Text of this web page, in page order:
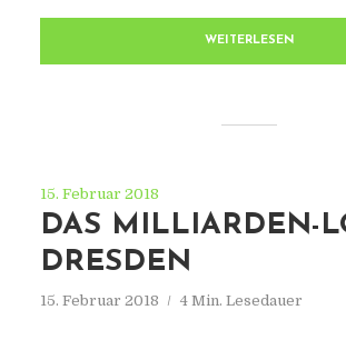
WEITERLESEN
15. Februar 2018
DAS MILLIARDEN-
DRESDEN
15. Februar 2018 4 Min. Lesedauer